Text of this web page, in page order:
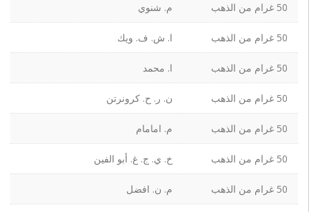
50 غرام من الذهب م. شنوي
50 غرام من الذهب ا. ش. ف. ويك
50 غرام من الذهب ا. محمد
50 غرام من الذهب ن. ر. ح. كرونرتن
50 غرام من الذهب م. امامام
50 غرام من الذهب خ. ي. ج. غ. أبو الفين
50 غرام من الذهب م. ن. افضل